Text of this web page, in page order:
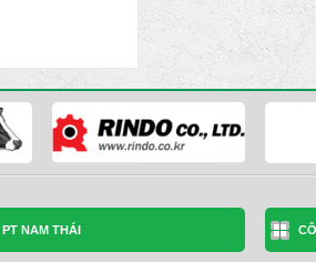
NAM THÁI